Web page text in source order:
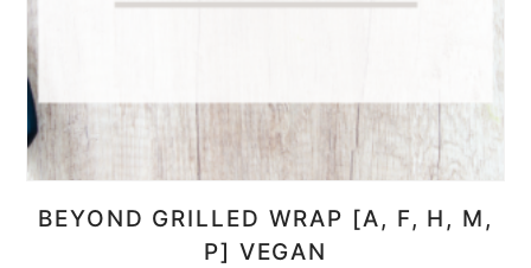
BEYOND GRILLED WRAP [A, F, H, M,
P] VEGAN